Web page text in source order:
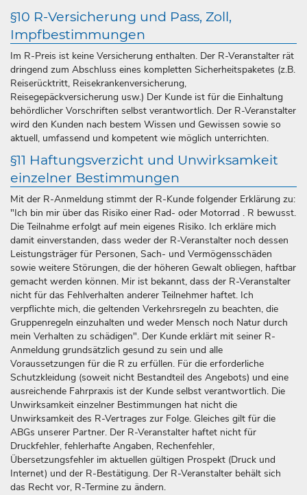
§10 R-Versicherung und Pass, Zoll,
Impfbestimmungen
Im R-Preis ist keine Versicherung enthalten. Der R-Veranstalter rät
dringend zum Abschluss eines kompletten Sicherheitspaketes (z.B.
Reiserücktritt, Reisekrankenversicherung,
Reisegepäckversicherung usw.) Der Kunde ist für die Einhaltung
behördlicher Vorschriften selbst verantwortlich. Der R-Veranstalter
wird den Kunden nach bestem Wissen und Gewissen sowie so
aktuell, umfassend und kompetent wie möglich unterrichten.
§11 Haftungsverzicht und Unwirksamkeit
einzelner Bestimmungen
Mit der R-Anmeldung stimmt der R-Kunde folgender Erklärung zu:
"Ich bin mir über das Risiko einer Rad- oder Motorrad . R bewusst.
Die Teilnahme erfolgt auf mein eigenes Risiko. Ich erkläre mich
damit einverstanden, dass weder der R-Veranstalter noch dessen
Leistungsträger für Personen, Sach- und Vermögensschäden
sowie weitere Störungen, die der höheren Gewalt obliegen, haftbar
gemacht werden können. Mir ist bekannt, dass der R-Veranstalter
nicht für das Fehlverhalten anderer Teilnehmer haftet. Ich
verpflichte mich, die geltenden Verkehrsregeln zu beachten, die
Gruppenregeln einzuhalten und weder Mensch noch Natur durch
mein Verhalten zu schädigen". Der Kunde erklärt mit seiner R-
Anmeldung grundsätzlich gesund zu sein und alle
Voraussetzungen für die R zu erfüllen. Für die erforderliche
Schutzkleidung (soweit nicht Bestandteil des Angebots) und eine
ausreichende Fahrpraxis ist der Kunde selbst verantwortlich. Die
Unwirksamkeit einzelner Bestimmungen hat nicht die
Unwirksamkeit des R-Vertrages zur Folge. Gleiches gilt für die
ABGs unserer Partner. Der R-Veranstalter haftet nicht für
Druckfehler, fehlerhafte Angaben, Rechenfehler,
Übersetzungsfehler im aktuellen gültigen Prospekt (Druck und
Internet) und der R-Bestätigung. Der R-Veranstalter behält sich
das Recht vor, R-Termine zu ändern.